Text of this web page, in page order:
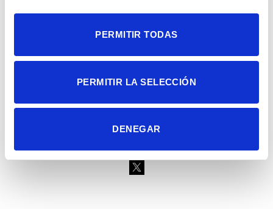
PERMITIR TODAS
PERMITIR LA SELECCIÓN
DENEGAR
Contacto
Tel. + 34 965 23 37 00